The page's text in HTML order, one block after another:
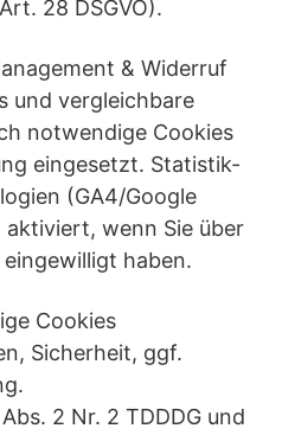
28 DSGVO).
& Widerruf
und vergleichbare
notwendige Cookies
eingesetzt. Statistik-
(GA4/Google
wenn Sie über
haben.
Cookies
Sicherheit, ggf.
2 Nr. 2 TDDDG und